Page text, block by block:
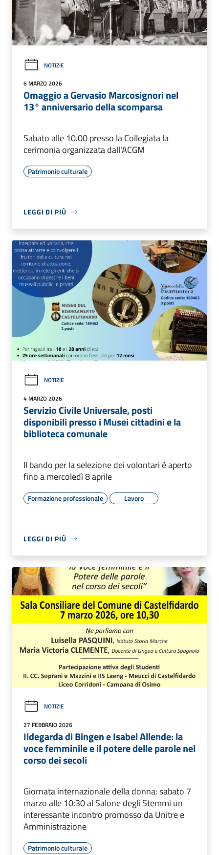
NOTIZIE
6 MARZO 2026
Omaggio a Gervasio Marcosignori nel
13° anniversario della scomparsa
Sabato alle 10.00 presso la Collegiata la
cerimonia organizzata dall'ACGM
Patrimonio culturale
LEGGI DI PIÙ
NOTIZIE
4 MARZO 2026
Servizio Civile Universale, posti
disponibili presso i Musei cittadini e la
biblioteca comunale
Il bando per la selezione dei volontari è aperto
fino a mercoledì 8 aprile
Formazione professionale Lavoro
LEGGI DI PIÙ
NOTIZIE
27 FEBBRAIO 2026
Ildegarda di Bingen e Isabel Allende: la
voce femminile e il potere delle parole nel
corso dei secoli
Giornata internazionale della donna: sabato 7
marzo alle 10:30 al Salone degli Stemmi un
interessante incontro promosso da Unitre e
Amministrazione
Patrimonio culturale